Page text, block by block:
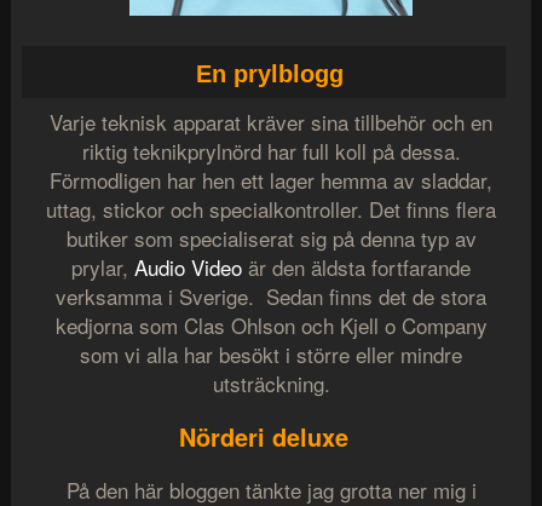
En prylblogg
Varje teknisk apparat kräver sina tillbehör och en
riktig teknikprylnörd har full koll på dessa.
Förmodligen har hen ett lager hemma av sladdar,
uttag, stickor och specialkontroller. Det finns flera
butiker som specialiserat sig på denna typ av
prylar,Audio Video är den äldsta fortfarande
verksamma i Sverige. Sedan finns det de stora
kedjorna som Clas Ohlson och Kjell o Company
som vi alla har besökt i större eller mindre
utsträckning.
Nörderi deluxe
På den här bloggen tänkte jag grotta ner mig i